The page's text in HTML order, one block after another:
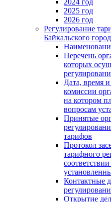
2025 год
2026 год
Регулирование
Байкальского
Перечень
которых
Дата, время
комиссии
на котором
вопросам
Принятые
тарифов
Протокол
тарифного
Контактные
Открытие дел